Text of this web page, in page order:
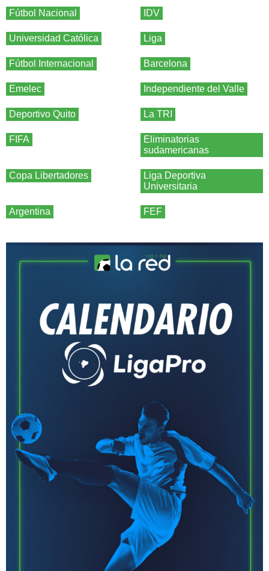
Fútbol Nacional IDV
Universidad Católica Liga
Fútbol Internacional Barcelona
Emelec Independiente del Valle
Deportivo Quito La TRI
FIFA
Eliminatorias
sudamericanas
Copa Libertadores
Liga Deportiva
Universitaria
Argentina FEF